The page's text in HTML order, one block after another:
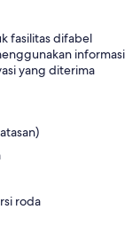
fasilitas difabel
informasi
yang diterima
roda